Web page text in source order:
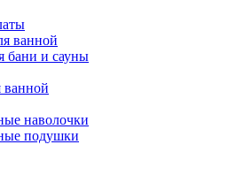
ванной
бани и сауны
наволочки
подушки